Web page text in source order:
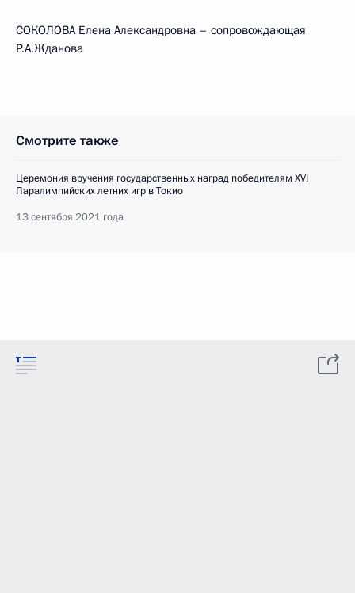
СОКОЛОВА Елена Александровна – сопровождающая
Р.А.Жданова
Смотрите также
Церемония вручения государственных наград победителям ХVI
Паралимпийских летних игр в Токио
13 сентября 2021 года